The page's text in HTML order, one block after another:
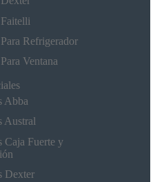
Refrigerador
Ventana
Abba
Austral
Caja Fuerte y
Dexter